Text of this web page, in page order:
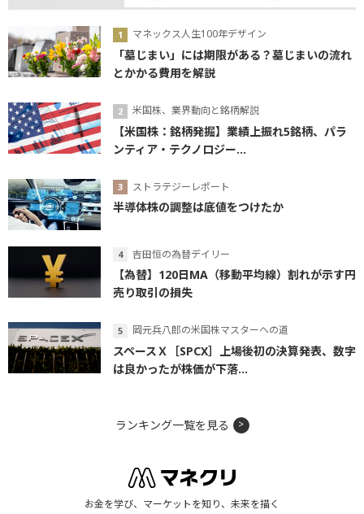
マネックス人生100年デザイン
「墓じまい」には期限がある？墓じまいの流れ
とかかる費用を解説
米国株、業界動向と銘柄解説
【米国株：銘柄発掘】業績上振れ5銘柄、パラ
ンティア・テクノロジー...
ストラテジーレポート
半導体株の調整は底値をつけたか
吉田恒の為替デイリー
【為替】120日MA（移動平均線）割れが示す円
売り取引の損失
岡元兵八郎の米国株マスターへの道
スペースＸ［SPCX］上場後初の決算発表、数字
は良かったが株価が下落...
ランキング一覧を見る
お金を学び、マーケットを知り、未来を描く